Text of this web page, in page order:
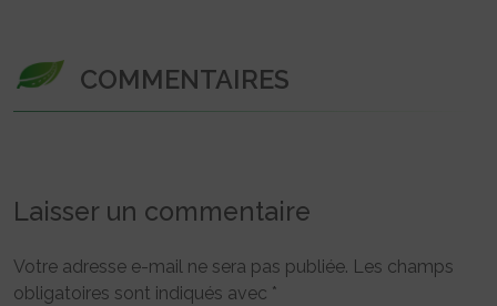
COMMENTAIRES
Laisser un commentaire
Votre adresse e-mail ne sera pas publiée. Les champs
obligatoires sont indiqués avec *